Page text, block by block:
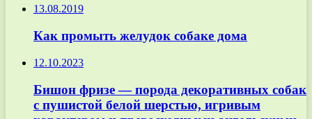
13.08.2019
Как промыть желудок собаке дома
12.10.2023
Бишон фризе — порода декоративных собак
с пушистой белой шерстью, игривым